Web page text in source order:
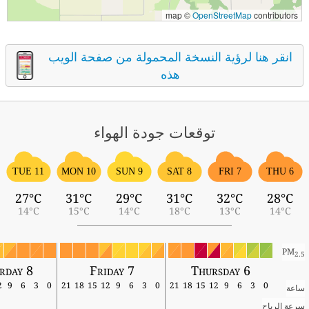
map ©OpenStreetMapcontributors
انقر هنا لرؤية النسخة المحمولة من صفحة الويب
هذه
توقعات جودة الهواء
THU 6
28°C
14°C
FRI 7
32°C
13°C
SAT 8
31°C
18°C
SUN 9
29°C
14°C
MON 10
31°C
15°C
TUE 11
27°C
14°C
PM2.5
Thursday 6
Friday 7
8
ساعة 0
3
6
9
12
15
18
21
0
3
6
9
12
15
18
21
0
3
6
9
سرعة الرياح